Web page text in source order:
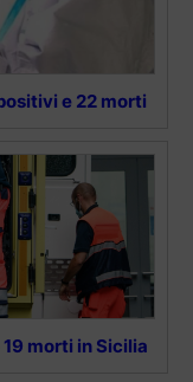
e 22 morti
morti in Sicilia